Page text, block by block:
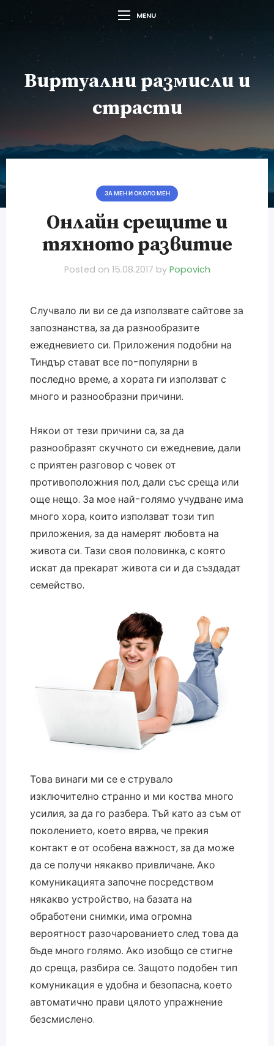
MENU
Виртуални размисли и
страсти
ЗА МЕН И ОКОЛО МЕН
Онлайн срещите и
тяхното развитие
Posted on 15.08.2017 by Popovich
Случвало ли ви се да използвате сайтове за
запознанства, за да разнообразите
ежедневието си. Приложения подобни на
Тиндър стават все по-популярни в
последно време, а хората ги използват с
много и разнообразни причини.
Някои от тези причини са, за да
разнообразят скучното си ежедневие, дали
с приятен разговор с човек от
противоположния пол, дали със среща или
още нещо. За мое най-голямо учудване има
много хора, които използват този тип
приложения, за да намерят любовта на
живота си. Тази своя половинка, с която
искат да прекарат живота си и да създадат
семейство.
Това винаги ми се е струвало
изключително странно и ми коства много
усилия, за да го разбера. Тъй като аз съм от
поколението, което вярва, че прекия
контакт е от особена важност, за да може
да се получи някакво привличане. Ако
комуникацията започне посредством
някакво устройство, на базата на
обработени снимки, има огромна
вероятност разочарованието след това да
бъде много голямо. Ако изобщо се стигне
до среща, разбира се. Защото подобен тип
комуникация е удобна и безопасна, което
автоматично прави цялото упражнение
безсмислено.